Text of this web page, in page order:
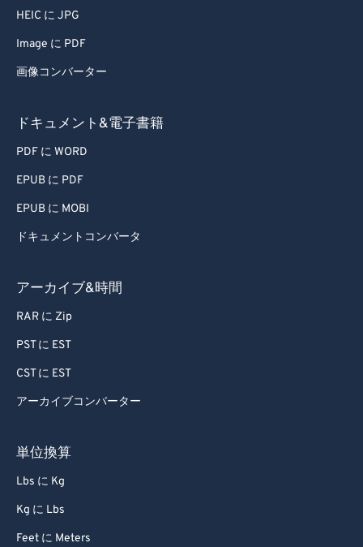
HEIC に JPG
Image に PDF
画像コンバーター
ドキュメント&電子書籍
PDF に WORD
EPUB に PDF
EPUB に MOBI
ドキュメントコンバータ
アーカイブ&時間
RAR に Zip
PST に EST
CST に EST
アーカイブコンバーター
単位換算
Lbs に Kg
Kg に Lbs
Feet に Meters